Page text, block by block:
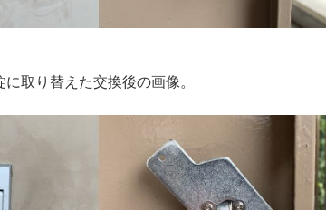
取り替えた交換後の画像。